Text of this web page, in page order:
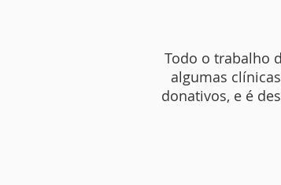
Todo o trabalho
algumas
donativos, e é